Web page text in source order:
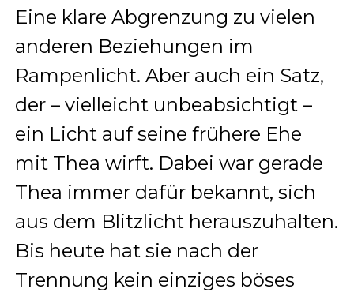
Eine klare Abgrenzung zu vielen
anderen Beziehungen im
Rampenlicht. Aber auch ein Satz,
der – vielleicht unbeabsichtigt –
ein Licht auf seine frühere Ehe
mit Thea wirft. Dabei war gerade
Thea immer dafür bekannt, sich
aus dem Blitzlicht herauszuhalten.
Bis heute hat sie nach der
Trennung kein einziges böses